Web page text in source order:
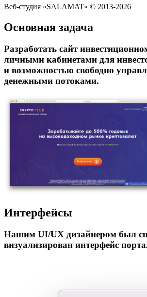
Веб-студия «SALAMAT» © 2013-2026
Основная задача
Разработать сайт
личными кабинетами для
и возможностью свободно
денежными потоками.
Интерфейсы
Нашим UI/UX дизайнером был
визуализирован интерфейс